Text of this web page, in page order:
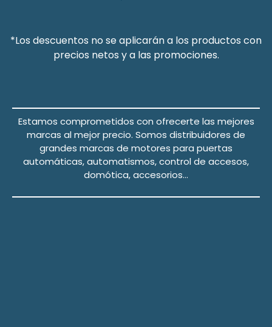
*Los descuentos no se aplicarán a los productos con
precios netos y a las promociones.
Estamos comprometidos con ofrecerte las mejores
marcas al mejor precio. Somos distribuidores de
grandes marcas de motores para puertas
automáticas, automatismos, control de accesos,
domótica, accesorios…